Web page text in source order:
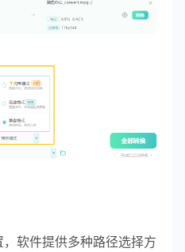
软件提供多种路径选择方